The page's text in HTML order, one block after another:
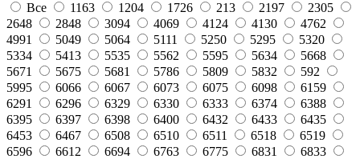
Все
1163 1204 1726 213 2197
2305
2648
2848 3094 4069 4124 4130
4762
4991
5049 5064 5111 5250 5295
5320
5334
5413 5535 5562 5595 5634
5668
5671
5675 5681 5786 5809 5832
592
5995
6066 6067 6073 6075 6098
6159
6291
6296 6329 6330 6333 6374
6388
6395
6397 6398 6400 6432 6433
6435
6453
6467 6508 6510 6511 6518
6519
6596
6612 6694 6763 6775 6831
6833